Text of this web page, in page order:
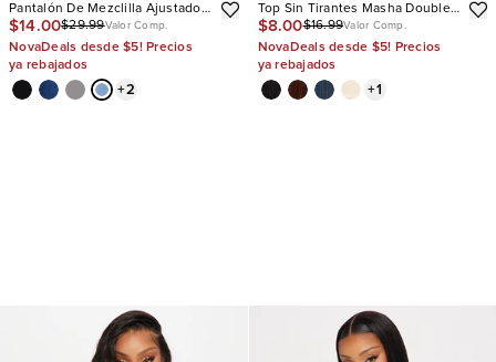
Pantalón De Mezclilla Ajustado
Con Stretch Vibe Check Curvy
$14.00$29.99Valor Comp.
NovaDeals desde $5! Precios
ya rebajados
+2
Top Sin Tirantes Masha Double
Lined Ribbed
$8.00$16.99Valor Comp.
NovaDeals desde $5! Precios
ya rebajados
+1